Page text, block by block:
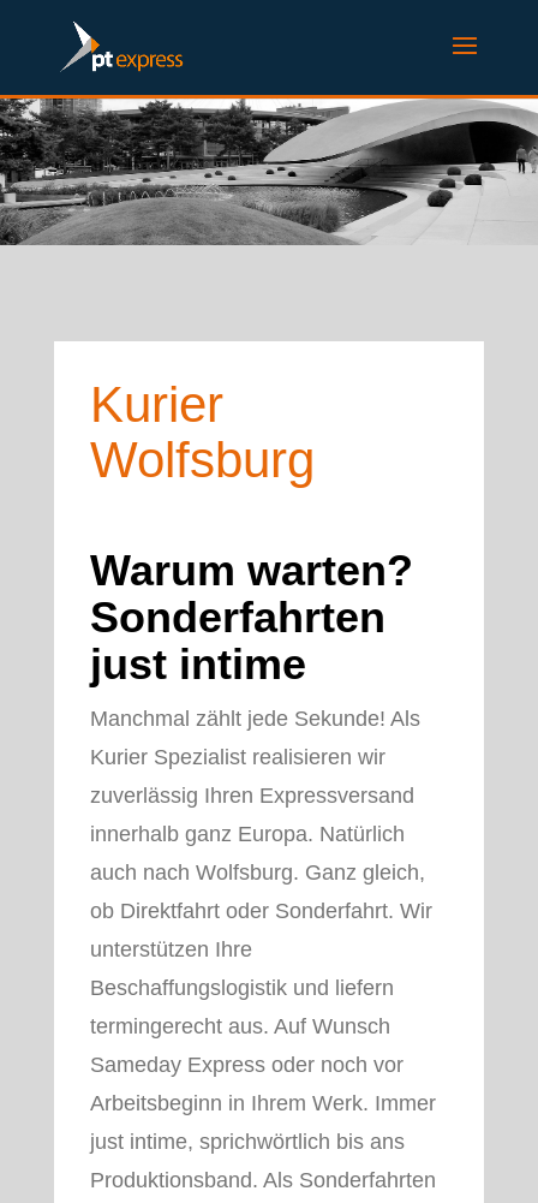
Kurier
Wolfsburg
Warum warten?
Sonderfahrten
just intime
Manchmal zählt jede Sekunde! Als
Kurier Spezialist realisieren wir
zuverlässig Ihren Expressversand
innerhalb ganz Europa. Natürlich
auch nach Wolfsburg. Ganz gleich,
ob Direktfahrt oder Sonderfahrt. Wir
unterstützen Ihre
Beschaffungslogistik und liefern
termingerecht aus. Auf Wunsch
Sameday Express oder noch vor
Arbeitsbeginn in Ihrem Werk. Immer
just intime, sprichwörtlich bis ans
Produktionsband. Als Sonderfahrten